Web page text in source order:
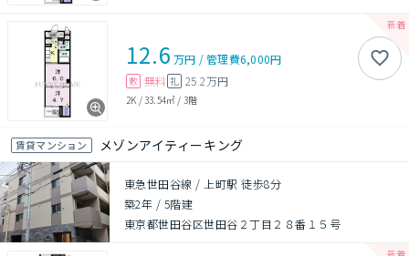
12.6 万円 /管理費6,000円
敷 無料 礼 25.2万円
2K /33.54㎡ / 3階
賃貸マンション メゾンアイティーキング
東急世田谷線 / 上町駅 徒歩8分
築2年 / 5階建
東京都世田谷区世田谷２丁目２８番１５号